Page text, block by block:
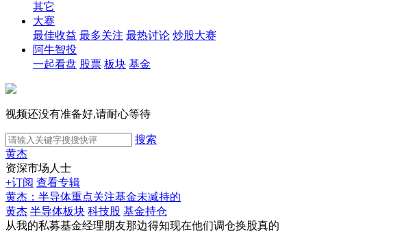
其它
大赛
最佳收益 最多关注 最热讨论 炒股大赛
阿牛智投
一起看盘 股票 板块 基金
视频还没有准备好,请耐心等待
搜索
黄杰
资深市场人士
+订阅 查看专辑
黄杰：半导体重点关注基金未减持的
黄杰 半导体板块 科技股 基金持仓
从我的私募基金经理朋友那边得知现在他们调仓换股真的